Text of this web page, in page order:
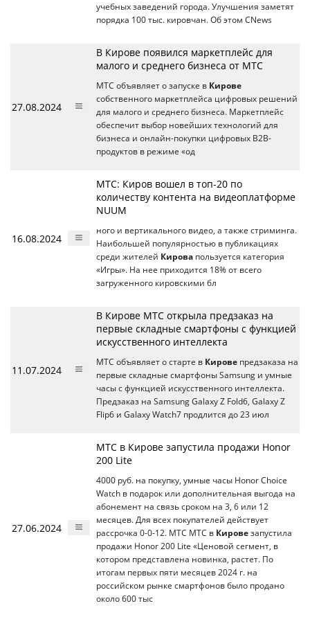
учебных заведений города. Улучшения заметят
порядка 100 тыс. кировчан. Об этом CNews
27.08.2024
В Кирове появился маркетплейс для
малого и среднего бизнеса от МТС
МТС объявляет о запуске в Кирове
собственного маркетплейса цифровых решений
для малого и среднего бизнеса. Маркетплейс
обеспечит выбор новейших технологий для
бизнеса и онлайн-покупки цифровых B2B-
продуктов в режиме «од
16.08.2024
МТС: Киров вошел в топ-20 по
количеству контента на видеоплатформе
NUUM
ного и вертикального видео, а также стриминга.
Наибольшей популярностью в публикациях
среди жителей Кирова пользуется категория
«Игры». На нее приходится 18% от всего
загруженного кировскими бл
11.07.2024
В Кирове МТС открыла предзаказ на
первые складные смартфоны с функцией
искусственного интеллекта
МТС объявляет о старте в Кирове предзаказа на
первые складные смартфоны Samsung и умные
часы c функцией искусственного интеллекта.
Предзаказ на Samsung Galaxy Z Fold6, Galaxy Z
Flip6 и Galaxy Watch7 продлится до 23 июл
27.06.2024
МТС в Кирове запустила продажи Honor
200 Lite
4000 руб. на покупку, умные часы Honor Choice
Watch в подарок или дополнительная выгода на
абонемент на связь сроком на 3, 6 или 12
месяцев. Для всех покупателей действует
рассрочка 0-0-12. МТС МТС в Кирове запустила
продажи Honor 200 Lite «Ценовой сегмент, в
котором представлена новинка, растет. По
итогам первых пяти месяцев 2024 г. на
российском рынке смартфонов было продано
около 600 тыс